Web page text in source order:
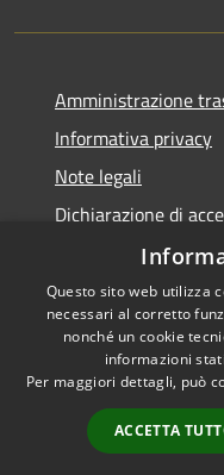
Amministrazione
Informativa privacy
Note legali
Dichiarazione di
Accessibilità
Privacy
Mappa del sito
Questo sito web utilizza
necessari al corretto
nonché un cookie
informazioni
Per maggiori dettagli, può
ACCETTA